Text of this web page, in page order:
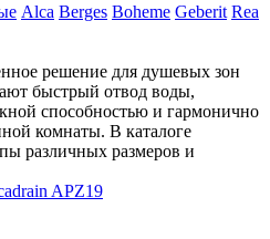
Alca Berges Boheme Geberit Rea
решение для душевых зон
быстрый отвод воды,
способностью и гармонично
комнаты. В каталоге
различных размеров и